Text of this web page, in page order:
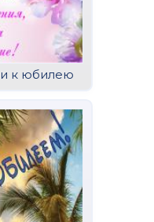
к юбилею